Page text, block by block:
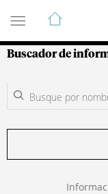
Guía de
Buscador de